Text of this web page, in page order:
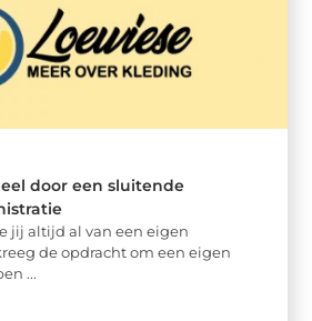
door een sluitende
jij altijd al van een eigen
de opdracht om een eigen
...